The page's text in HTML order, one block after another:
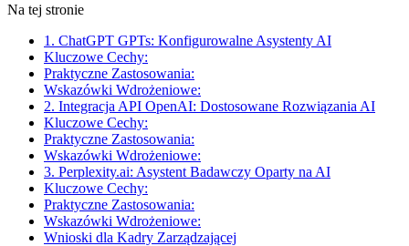
Na tej stronie
1. ChatGPT GPTs: Konfigurowalne Asystenty AI
Kluczowe Cechy:
Praktyczne Zastosowania:
Wskazówki Wdrożeniowe:
2. Integracja API OpenAI: Dostosowane Rozwiązania AI
Kluczowe Cechy:
Praktyczne Zastosowania:
Wskazówki Wdrożeniowe:
3. Perplexity.ai: Asystent Badawczy Oparty na AI
Kluczowe Cechy:
Praktyczne Zastosowania:
Wskazówki Wdrożeniowe:
Wnioski dla Kadry Zarządzającej